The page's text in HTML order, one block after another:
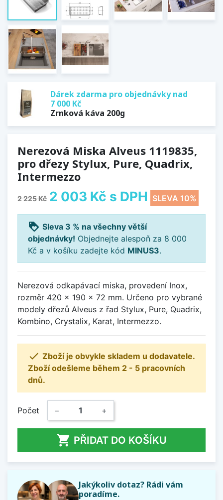
Dárek zdarma pro objednávky nad
7 000 Kč
Zrnková káva 200g
Nerezová Miska Alveus 1119835,
pro dřezy Stylux, Pure, Quadrix,
Intermezzo
2 225 Kč 2 003 Kč s DPH SLEVA 10%
loyalty Sleva 3 % na všechny větší
objednávky! Objednejte alespoň za 8 000
Kč a v košíku zadejte kód MINUS3.
Nerezová odkapávací miska, provedení Inox,
rozměr 420 x 190 x 72 mm. Určeno pro vybrané
modely dřezů Alveus z řad Stylux, Pure, Quadrix,
Kombino, Crystalix, Karat, Intermezzo.
 Zboží je obvykle skladem u dodavatele.
Zboží odešleme během 2 - 5 pracovních
dnů.
Počet − +
 PŘIDAT DO KOŠÍKU
Jakýkoliv dotaz? Rádi vám
poradíme.